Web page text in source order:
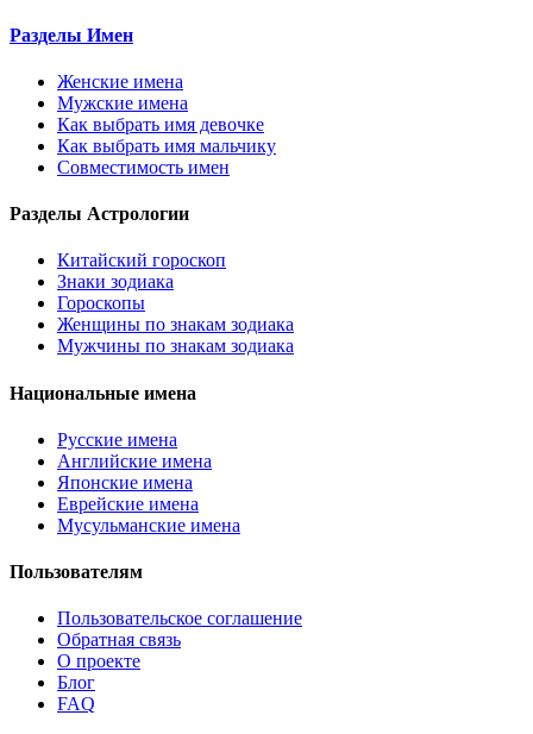
Разделы Имен
Женские имена
Мужские имена
Как выбрать имя девочке
Как выбрать имя мальчику
Совместимость имен
Разделы Астрологии
Китайский гороскоп
Знаки зодиака
Гороскопы
Женщины по знакам зодиака
Мужчины по знакам зодиака
Национальные имена
Русские имена
Английские имена
Японские имена
Еврейские имена
Мусульманские имена
Пользователям
Пользовательское соглашение
Обратная связь
О проекте
Блог
FAQ